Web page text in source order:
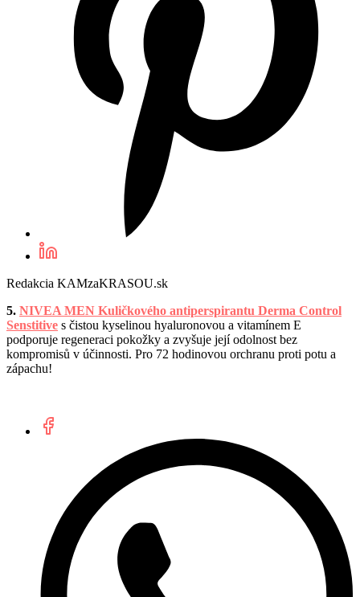
Redakcia KAMzaKRASOU.sk
5. NIVEA MEN Kuličkového antiperspirantu Derma Control
Senstitive s čistou kyselinou hyaluronovou a vitamínem E
podporuje regeneraci pokožky a zvyšuje její odolnost bez
kompromisů v účinnosti. Pro 72 hodinovou orchranu proti potu a
zápachu!